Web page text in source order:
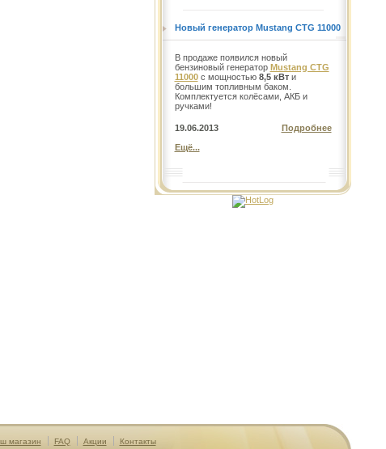
Новый генератор Mustang CTG 11000
В продаже появился новый
бензиновый генератор Mustang CTG
11000с мощностью 8,5 кВти
большим топливным баком.
Комплектуется колёсами, АКБ и
ручками!
Подробнее
19.06.2013
Ещё...
магазин FAQ Акции Контакты